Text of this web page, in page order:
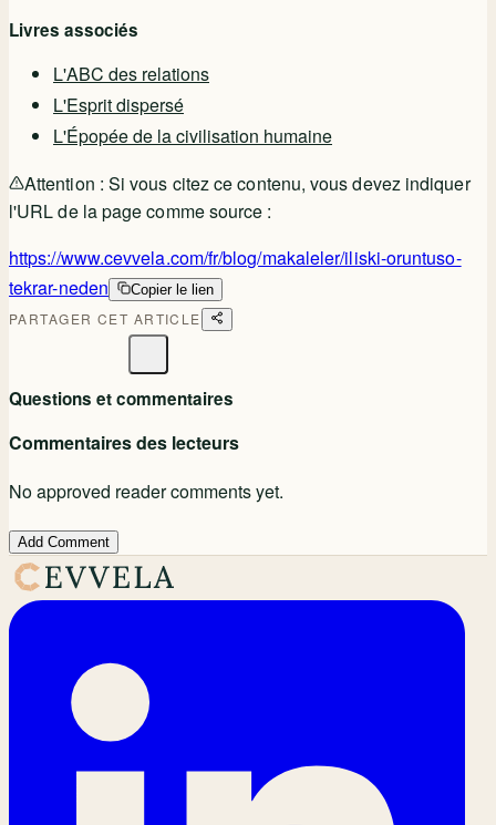
Livres associés
L'ABC des relations
L'Esprit dispersé
L'Épopée de la civilisation humaine
Attention : Si vous citez ce contenu, vous devez indiquer
l'URL de la page comme source :
https://www.cevvela.com/fr/blog/makaleler/iliski-oruntuso-
tekrar-neden
Copier le lien
PARTAGER CET ARTICLE
Questions et commentaires
Commentaires des lecteurs
No approved reader comments yet.
Add Comment